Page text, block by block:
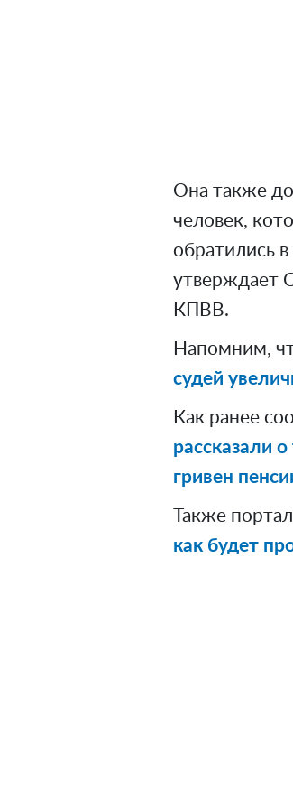
Она также
человек,
обратились
утверждает
КПВВ.
Напомним,
судей
Как ранее
рассказали
гривен
Также
как будет